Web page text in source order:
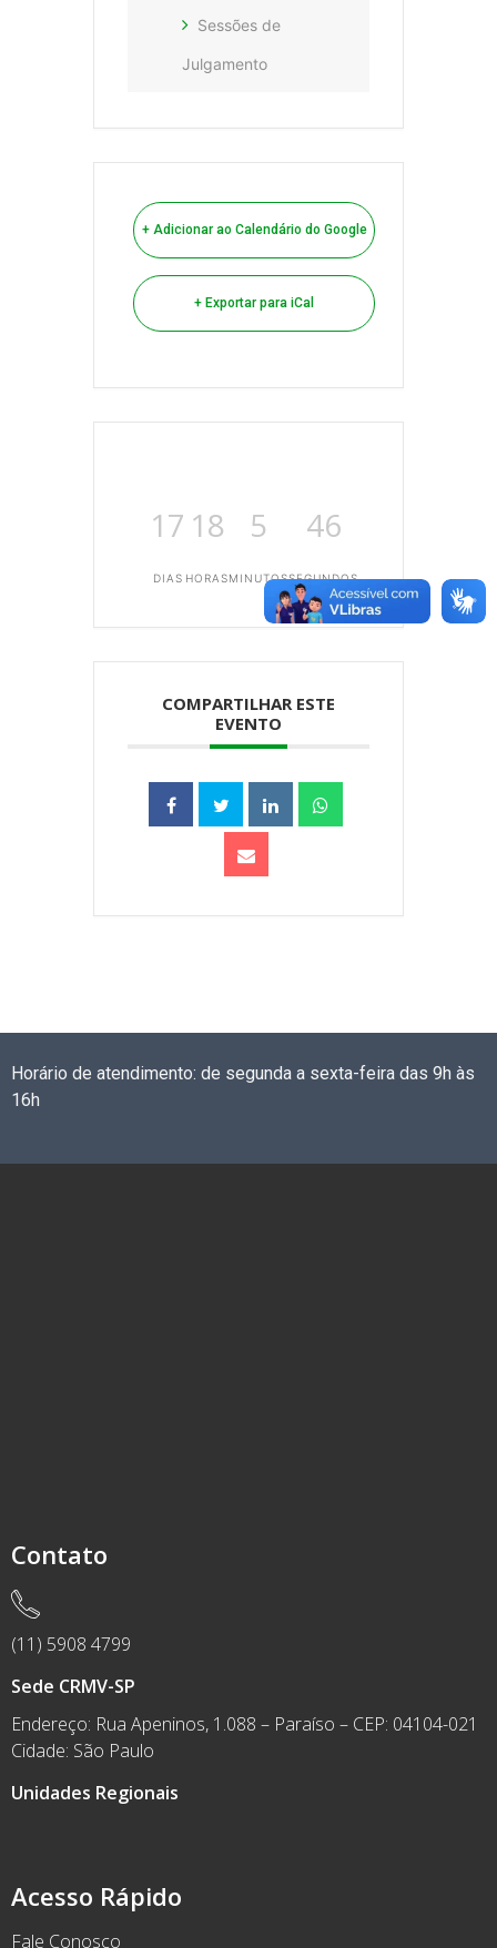
Sessões de
Julgamento
+ Adicionar ao Calendário do Google
+ Exportar para iCal
17
DIAS
18
HORAS
5
MINUTOS
46
SEGUNDOS
COMPARTILHAR ESTE
EVENTO
Horário de atendimento: de segunda a sexta-feira das 9h às
16h
Acesso Rápido
Fale Conosco
Contato
(11) 5908 4799
Sede CRMV-SP
Endereço: Rua Apeninos, 1.088 – Paraíso – CEP: 04104-021
Cidade: São Paulo
Unidades Regionais